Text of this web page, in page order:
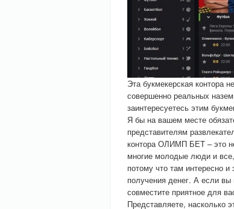
Эта букмекерская контора
совершенно реальных
заинтересуетесь этим
Я бы на вашем месте
представителям
контора ОЛИМП БЕТ – это
многие молодые люди и
потому что там интересно
получения денег. А если
совместите приятное для
Представляете, насколько